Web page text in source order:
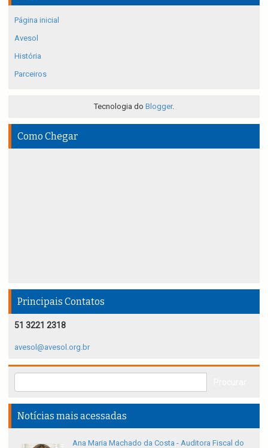
Página inicial
Avesol
História
Parceiros
Tecnologia do Blogger.
Como Chegar
Principais Contatos
51 3221 2318
avesol@avesol.org.br
Notícias mais acessadas
Ana Maria Machado da Costa - Auditora Fiscal do